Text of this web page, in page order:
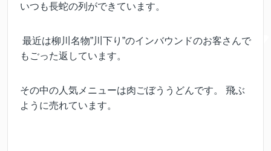
いつも長蛇の列ができています。
最近は柳川名物”川下り”のインバウンドのお客さんで
もごった返しています。
その中の人気メニューは肉ごぼううどんです。 飛ぶ
ように売れています。